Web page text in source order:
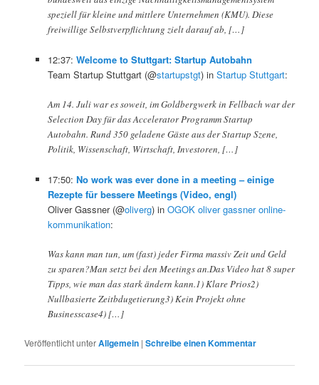
speziell für kleine und mittlere Unternehmen (KMU). Diese
freiwillige Selbstverpflichtung zielt darauf ab, […]
12:37: Welcome to Stuttgart: Startup Autobahn
Team Startup Stuttgart (@startupstgt) in Startup Stuttgart:
Am 14. Juli war es soweit, im Goldbergwerk in Fellbach war der
Selection Day für das Accelerator Programm Startup
Autobahn. Rund 350 geladene Gäste aus der Startup Szene,
Politik, Wissenschaft, Wirtschaft, Investoren, […]
17:50: No work was ever done in a meeting – einige
Rezepte für bessere Meetings (Video, engl)
Oliver Gassner (@oliverg) in OGOK oliver gassner online-
kommunikation:
Was kann man tun, um (fast) jeder Firma massiv Zeit und Geld
zu sparen?Man setzt bei den Meetings an.Das Video hat 8 super
Tipps, wie man das stark ändern kann.1) Klare Prios2)
Nullbasierte Zeitbdugetierung3) Kein Projekt ohne
Businesscase4) […]
Veröffentlicht unterAllgemein |Schreibe einen Kommentar